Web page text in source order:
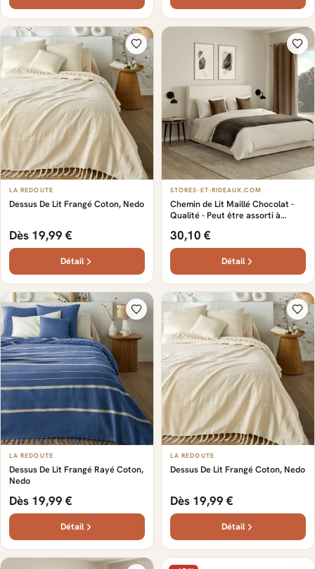
LA REDOUTE
Dessus De Lit Frangé Coton, Nedo
Dès 19,99 €
Détail
STORES-ET-RIDEAUX.COM
Chemin de Lit Maillé Chocolat -
Qualité - Peut être assorti à
100% Made in France - Confort -
Confection sur-mesure
30,10 €
Détail
LA REDOUTE
Dessus De Lit Frangé Rayé Coton,
Nedo
Dès 19,99 €
Détail
LA REDOUTE
Dessus De Lit Frangé Coton, Nedo
Dès 19,99 €
Détail